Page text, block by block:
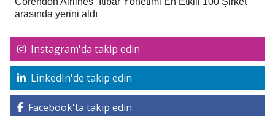
arasında yerini aldı
Instagram'da takip edin
LinkedIn'de takip edin
Facebook'ta takip edin